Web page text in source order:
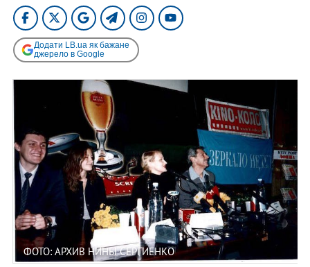
Додати LB.ua як бажане
джерело в Google
ФОТО: АРХИВ НИНЫ СЕРГИЕНКО